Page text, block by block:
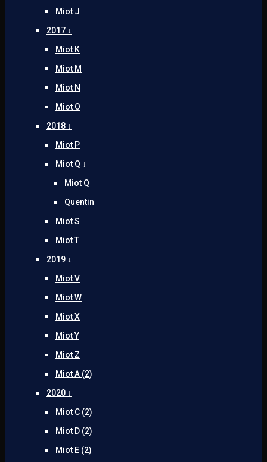
Miot J
2017 ↓
Miot K
Miot M
Miot N
Miot O
2018 ↓
Miot P
Miot Q ↓
Miot Q
Quentin
Miot S
Miot T
2019 ↓
Miot V
Miot W
Miot X
Miot Y
Miot Z
Miot A (2)
2020 ↓
Miot C (2)
Miot D (2)
Miot E (2)